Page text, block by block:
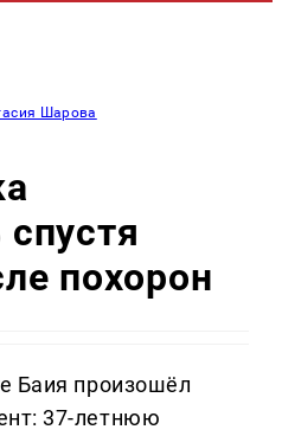
Шарова
похорон
Баия произошёл
37-летнюю